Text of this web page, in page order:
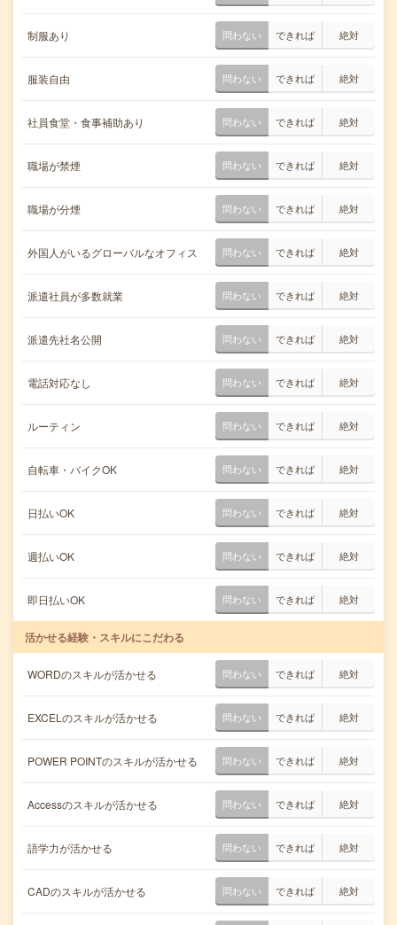
制服あり 問わない できれば 絶対
服装自由 問わない できれば 絶対
社員食堂・食事補助あり 問わない できれば 絶対
職場が禁煙 問わない できれば 絶対
職場が分煙 問わない できれば 絶対
外国人がいるグローバルなオフィス 問わない できれば 絶対
派遣社員が多数就業 問わない できれば 絶対
派遣先社名公開 問わない できれば 絶対
電話対応なし 問わない できれば 絶対
ルーティン 問わない できれば 絶対
自転車・バイクOK 問わない できれば 絶対
日払いOK 問わない できれば 絶対
週払いOK 問わない できれば 絶対
即日払いOK 問わない できれば 絶対
活かせる経験・スキルにこだわる
WORDのスキルが活かせる 問わない できれば 絶対
EXCELのスキルが活かせる 問わない できれば 絶対
POWER POINTのスキルが活かせる 問わない できれば 絶対
Accessのスキルが活かせる 問わない できれば 絶対
語学力が活かせる 問わない できれば 絶対
CADのスキルが活かせる 問わない できれば 絶対